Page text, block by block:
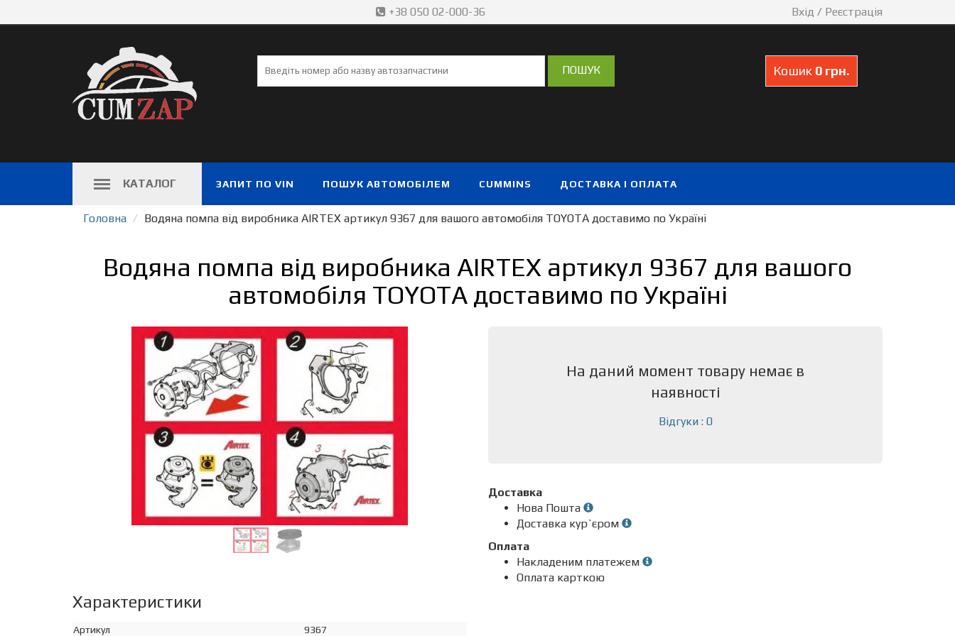
+38 050 02-000-36 Вхід / Реєстрація
Кошик 0 грн.
КАТАЛОГ ЗАПИТ ПО VIN ПОШУК АВТОМОБІЛЕМ CUMMINS ДОСТАВКА І ОПЛАТА
Головна Водяна помпа від виробника AIRTEX артикул 9367 для вашого автомобіля TOYOTA доставимо по Україні
Водяна помпа від виробника AIRTEX артикул 9367 для вашого
автомобіля TOYOTA доставимо по Україні
На даний момент товару немає в
наявності
Відгуки : 0
Доставка
Нова Пошта
Доставка кур`єром
Оплата
Накладеним платежем
Оплата карткою
Характеристики
Артикул
9367